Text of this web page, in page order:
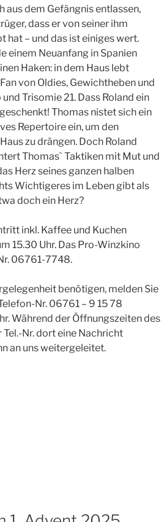
aus dem Gefängnis entlassen,
dass er von seiner ihm
hat – und das ist einiges wert.
einem Neuanfang in Spanien
Haken: in dem Haus lebt
von Oldies, Gewichtheben und
Trisomie 21. Dass Roland ein
Thomas nistet sich ein
Repertoire ein, um den
zu drängen. Doch Roland
Thomas` Taktiken mit Mut und
Herz seines ganzen halben
Wichtigeres im Leben gibt als
doch ein Herz?
inkl. Kaffee und Kuchen
15.30 Uhr. Das Pro-Winzkino
06761-7748.
benötigen, melden Sie
Nr. 06761 – 9 15 78
Während der Öffnungszeiten des
Tel.-Nr. dort eine Nachricht
an uns weitergeleitet.